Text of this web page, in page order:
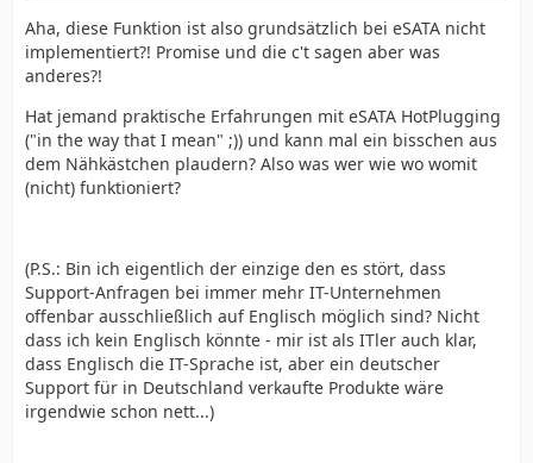
Aha, diese Funktion ist also grundsätzlich bei eSATA nicht
implementiert?! Promise und die c't sagen aber was
anderes?!
Hat jemand praktische Erfahrungen mit eSATA HotPlugging
("in the way that I mean" ;)) und kann mal ein bisschen aus
dem Nähkästchen plaudern? Also was wer wie wo womit
(nicht) funktioniert?
(P.S.: Bin ich eigentlich der einzige den es stört, dass
Support-Anfragen bei immer mehr IT-Unternehmen
offenbar ausschließlich auf Englisch möglich sind? Nicht
dass ich kein Englisch könnte - mir ist als ITler auch klar,
dass Englisch die IT-Sprache ist, aber ein deutscher
Support für in Deutschland verkaufte Produkte wäre
irgendwie schon nett...)